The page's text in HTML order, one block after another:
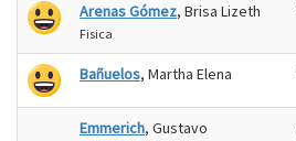
Arenas Gómez, Brisa Lizeth
Fisica
Bañuelos, Martha Elena
Emmerich, Gustavo